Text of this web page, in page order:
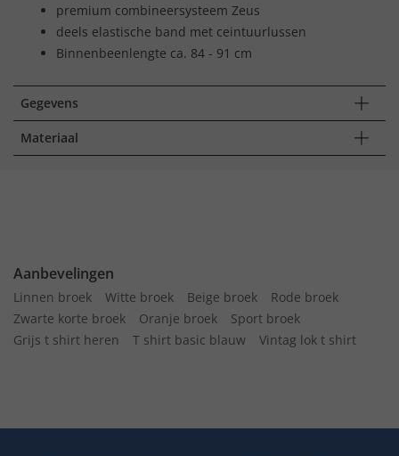
premium combineersysteem Zeus
deels elastische band met ceintuurlussen
Binnenbeenlengte ca. 84 - 91 cm
Gegevens
Materiaal
Aanbevelingen
Linnen broek Witte broek Beige broek
Rode broek
Zwarte korte broek
Oranje broek
Sport broek
Grijs t shirt heren
T shirt basic blauw Vintag lok t shirt